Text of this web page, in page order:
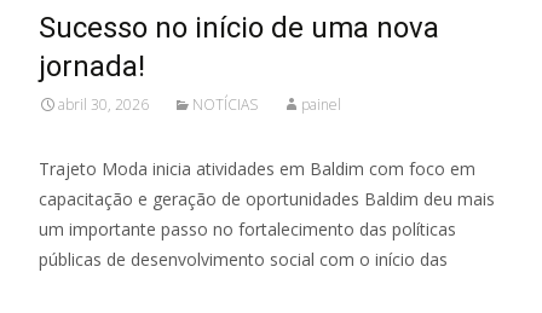
Sucesso no início de uma nova
jornada!
abril 30, 2026 NOTÍCIAS painel
Trajeto Moda inicia atividades em Baldim com foco em
capacitação e geração de oportunidades Baldim deu mais
um importante passo no fortalecimento das políticas
públicas de desenvolvimento social com o início das